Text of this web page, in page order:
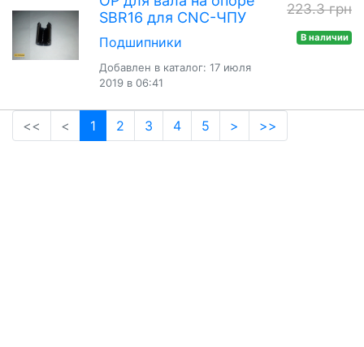
SBR16 для CNC-ЧПУ
Подшипники
Добавлен в каталог: 17 июля
2019 в 06:41
223.3 грн
В наличии
<< < 1 (current)
2 3 4 5 > >>